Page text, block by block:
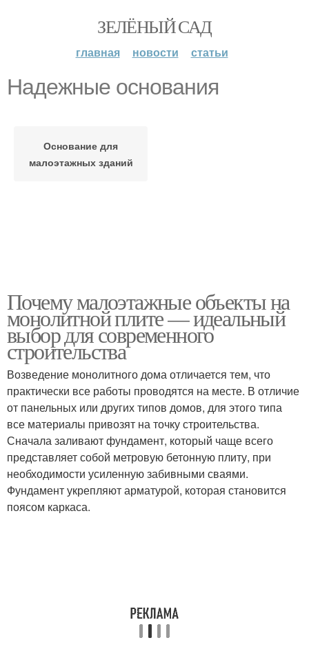
ЗЕЛЁНЫЙ САД
главная новости статьи
Надежные основания
Основание для
малоэтажных зданий
Почему малоэтажные объекты на
монолитной плите — идеальный
выбор для современного
строительства
Возведение монолитного дома отличается тем, что
практически все работы проводятся на месте. В отличие
от панельных или других типов домов, для этого типа
все материалы привозят на точку строительства.
Сначала заливают фундамент, который чаще всего
представляет собой метровую бетонную плиту, при
необходимости усиленную забивными сваями.
Фундамент укрепляют арматурой, которая становится
поясом каркаса.